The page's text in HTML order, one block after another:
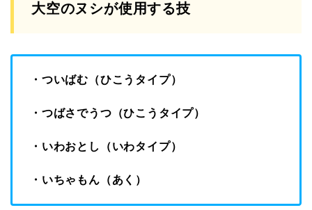
大空のヌシが使用する技
・ついばむ（ひこうタイプ）
・つばさでうつ（ひこうタイプ）
・いわおとし（いわタイプ）
・いちゃもん（あく）